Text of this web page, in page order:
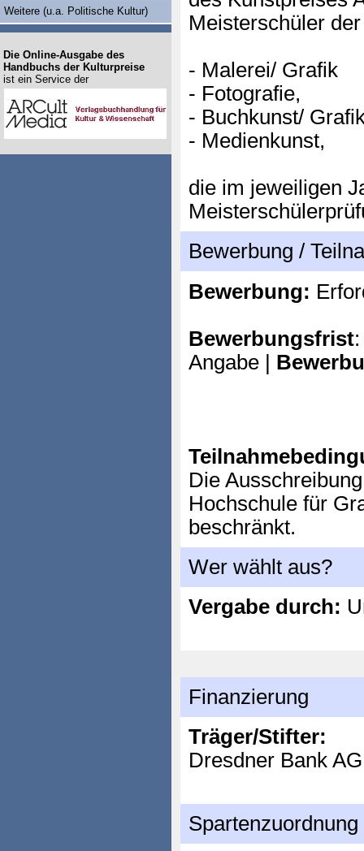
Meisterschüler
- Malerei/ Grafik
- Fotografie,
- Buchkunst/
- Medienkunst,
die im jeweiligen
Bewerbung /
Bewerbung:
Bewerbungsfrist
Angabe |
Die
Hochschule für
beschränkt.
Wer wählt aus?
Vergabe durch:
Finanzierung
Träger/Stifter:
Dresdner Bank AG
Spartenzuordnung
Weitere (u.a. Politische Kultur)
Die Online-Ausgabe des
Handbuchs der Kulturpreise
ist ein Service der